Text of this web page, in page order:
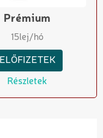
Prémium
15lej/hó
ELŐFIZETEK
Részletek